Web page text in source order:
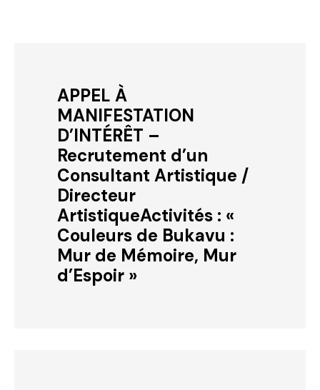
APPEL À
MANIFESTATION
D’INTÉRÊT –
Recrutement d’un
Consultant Artistique /
Directeur
ArtistiqueActivités : «
Couleurs de Bukavu :
Mur de Mémoire, Mur
d’Espoir »